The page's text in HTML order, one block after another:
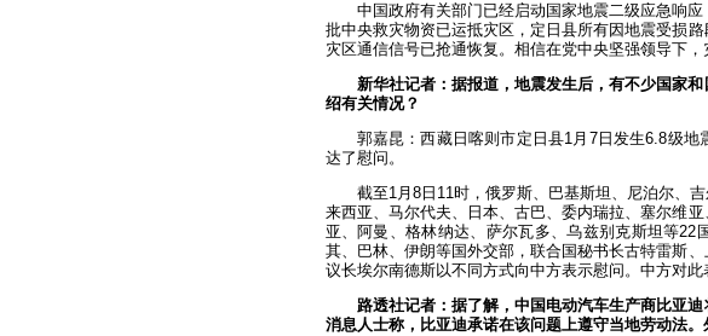
中国政府有关部门已经启动国家地震二级应急响
批中央救灾物资已运抵灾区，定日县所有因地震受损
灾区通信信号已抢通恢复。相信在党中央坚强领导下，
新华社记者：据报道，地震发生后，有不少国家
绍有关情况？
郭嘉昆：西藏日喀则市定日县1月7日发生6.8级
达了慰问。
截至1月8日11时，俄罗斯、巴基斯坦、尼泊尔、
来西亚、马尔代夫、日本、古巴、委内瑞拉、塞尔维
亚、阿曼、格林纳达、萨尔瓦多、乌兹别克斯坦等
其、巴林、伊朗等国外交部，联合国秘书长古特雷斯
议长埃尔南德斯以不同方式向中方表示慰问。中方对此
路透社记者：据了解，中国电动汽车生产商比亚
消息人士称，比亚迪承诺在该问题上遵守当地劳动法